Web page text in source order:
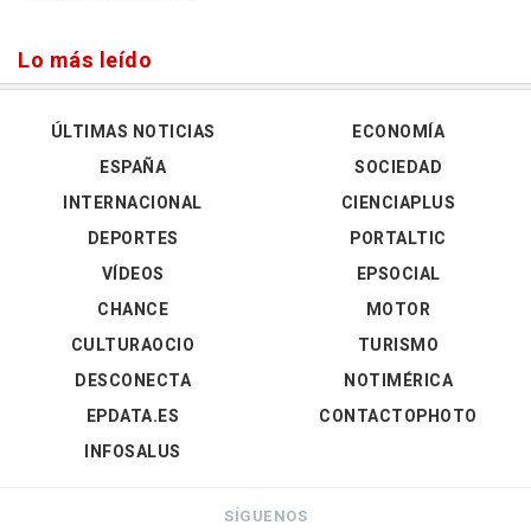
Lo más leído
ÚLTIMAS NOTICIAS
ESPAÑA
INTERNACIONAL
DEPORTES
VÍDEOS
ECONOMÍA
SOCIEDAD
CIENCIAPLUS
PORTALTIC
EPSOCIAL
CHANCE
CULTURAOCIO
DESCONECTA
EPDATA.ES
INFOSALUS
MOTOR
TURISMO
NOTIMÉRICA
CONTACTOPHOTO
SÍGUENOS